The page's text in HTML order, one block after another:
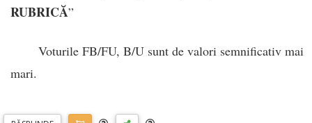
RUBRICĂ”
Voturile FB/FU, B/U sunt de valori semnificativ mai
mari.